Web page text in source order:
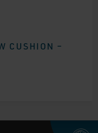
CUSHION –